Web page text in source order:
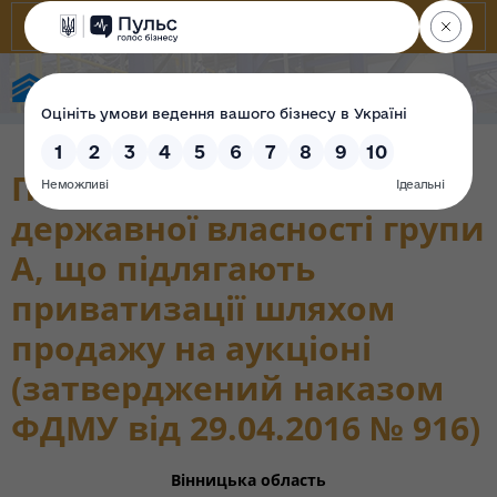
Перелік об’єктів
державної власності групи
А, що підлягають
приватизації шляхом
продажу на аукціоні
(затверджений наказом
ФДМУ від 29.04.2016 № 916)
Вінницька область